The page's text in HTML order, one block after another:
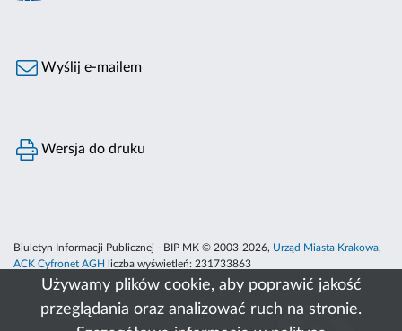
Używamy plików cookie, aby poprawić jakość
przeglądania oraz analizować ruch na stronie.
Wyślij e-mailem
Wersja do druku
Biuletyn Informacji Publicznej - BIP MK © 2003-2026, Urząd Miasta Krakowa,
ACK Cyfronet AGH
liczba wyświetleń: 231733863